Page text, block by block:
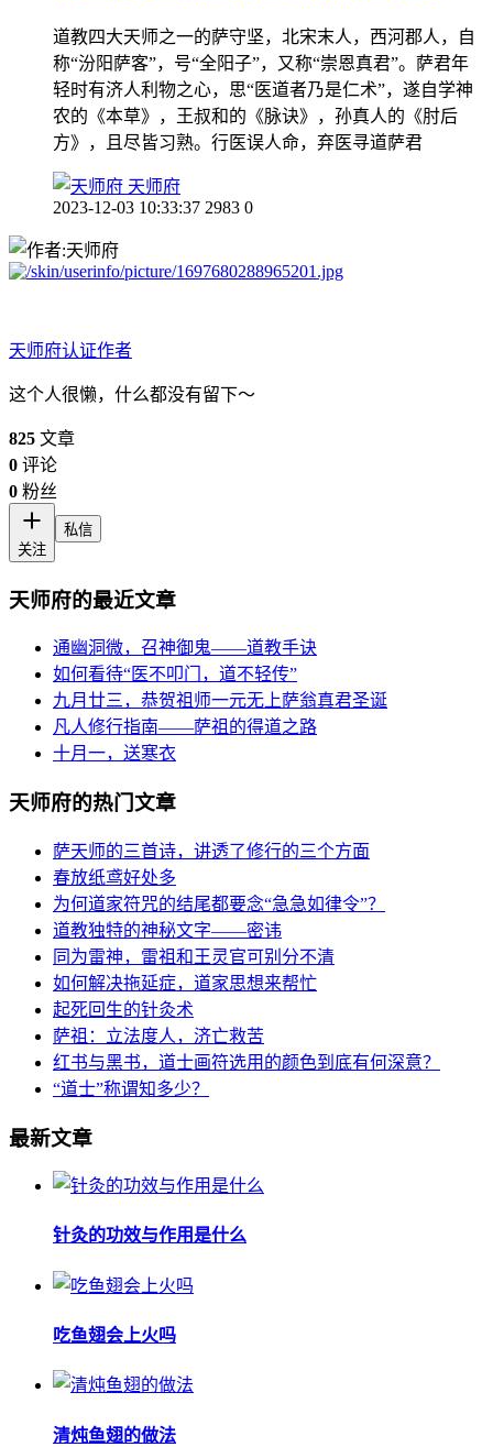
道教四大天师之一的萨守坚，北宋末人，西河郡人，自
称“汾阳萨客”，号“全阳子”，又称“崇恩真君”。萨君年
轻时有济人利物之心，思“医道者乃是仁术”，遂自学神
农的《本草》，王叔和的《脉诀》，孙真人的《肘后
方》，且尽皆习熟。行医误人命，弃医寻道萨君
天师府
2023-12-03 10:33:37 2983 0
天师府认证作者
这个人很懒，什么都没有留下～
825 文章
0 评论
0 粉丝
关注
私信
天师府的最近文章
通幽洞微，召神御鬼——道教手诀
如何看待“医不叩门，道不轻传”
九月廿三，恭贺祖师一元无上萨翁真君圣诞
凡人修行指南——萨祖的得道之路
十月一，送寒衣
天师府的热门文章
萨天师的三首诗，讲透了修行的三个方面
春放纸鸢好处多
为何道家符咒的结尾都要念“急急如律令”？
道教独特的神秘文字——密讳
同为雷神，雷祖和王灵官可别分不清
如何解决拖延症，道家思想来帮忙
起死回生的针灸术
萨祖：立法度人，济亡救苦
红书与黑书，道士画符选用的颜色到底有何深意？
“道士”称谓知多少？
最新文章
针灸的功效与作用是什么
吃鱼翅会上火吗
清炖鱼翅的做法